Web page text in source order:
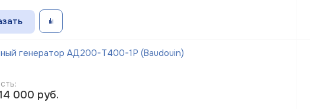
генератор АД200-Т400-1Р (Baudouin)
000 руб.